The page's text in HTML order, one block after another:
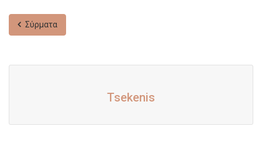
Σύρματα
Tsekenis